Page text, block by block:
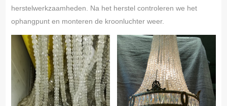
herstelwerkzaamheden. Na het herstel controleren we het
ophangpunt en monteren de kroonluchter weer.